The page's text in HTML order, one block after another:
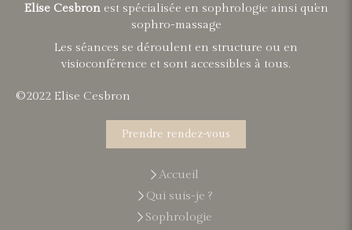
Elise Cesbronest spécialisée en sophrologie ainsi qu'en
sophro-massage
Les séances se déroulent en structure ou en
visioconférence et sont accessibles à tous.
©2022 Elise Cesbron
Prendre rendez-vous
Accueil
Qui suis-je ?
Sophrologie